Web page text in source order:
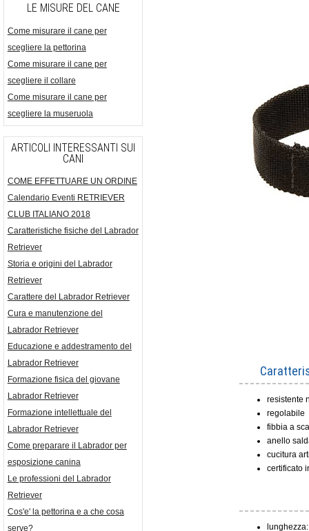
LE MISURE DEL CANE
Come misurare il cane per
scegliere la pettorina
Come misurare il cane per
scegliere il collare
Come misurare il cane per
scegliere la museruola
ARTICOLI INTERESSANTI SUI
CANI
COME EFFETTUARE UN ORDINE
Calendario Eventi RETRIEVER
CLUB ITALIANO 2018
Caratteristiche fisiche del Labrador
Retriever
Storia e origini del Labrador
Retriever
Carattere del Labrador Retriever
Cura e manutenzione del
Labrador Retriever
Educazione e addestramento del
Labrador Retriever
Formazione fisica del giovane
Labrador Retriever
Formazione intellettuale del
Labrador Retriever
Come preparare il Labrador per
esposizione canina
Le professioni del Labrador
Retriever
Cos'e' la pettorina e a che cosa
serve?
resistente
regolabile
fibbia a
anello
cucitura
certificato